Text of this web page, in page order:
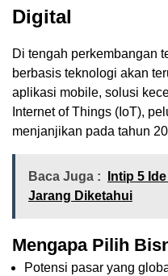
Digital
Di tengah perkembangan
berbasis teknologi akan
aplikasi mobile, solusi
Internet of Things (IoT),
menjanjikan pada tahun
Baca Juga :
Intip 5
Jarang Diketahui
Mengapa Pilih
Potensi pasar yang